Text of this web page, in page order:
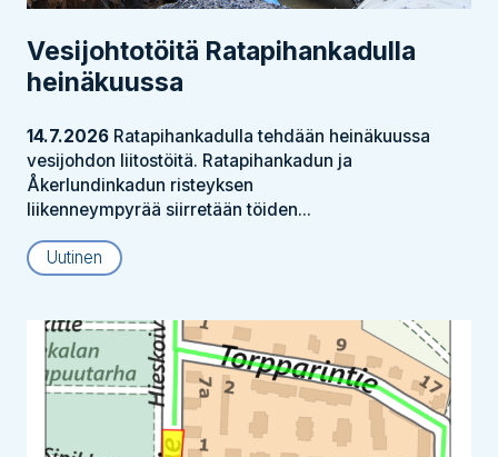
Vesijohtotöitä Ratapihankadulla
heinäkuussa
14.7.2026 Ratapihankadulla tehdään heinäkuussa
vesijohdon liitostöitä. Ratapihankadun ja
Åkerlundinkadun risteyksen
liikenneympyrää siirretään töiden...
Uutinen